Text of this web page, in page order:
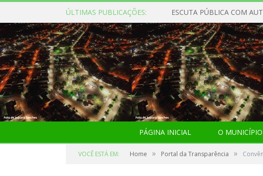
ÚLTIMAS PUBLICAÇÕES: ESCUTA PÚBLICA COM
PÁGINA INICIAL O MUNICÍPIO
VOCÊ ESTÁ EM: Home » Portal da Transparência »